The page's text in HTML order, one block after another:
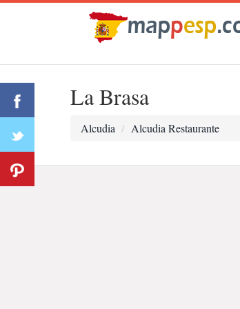
La Brasa
Alcudia Alcudia Restaurante